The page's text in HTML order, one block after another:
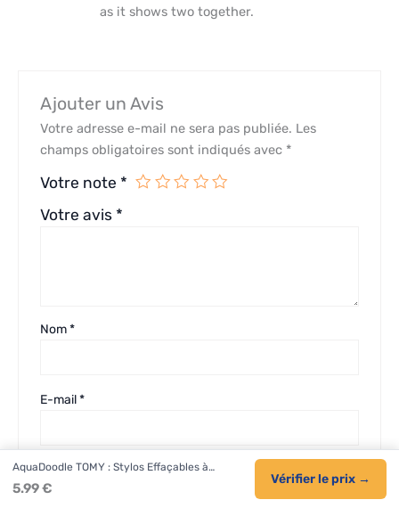
as it shows two together.
Ajouter un Avis
Votre adresse e-mail ne sera pas publiée. Les
champs obligatoires sont indiqués avec *
Votre note *
Votre avis *
Nom*
E-mail*
Enregistrer mon nom, mon e-mail et mon site dans le
navigateur pour mon prochain commentaire.
AquaDoodle TOMY : Stylos Effaçables à…
5.99 €
Vérifier le prix →